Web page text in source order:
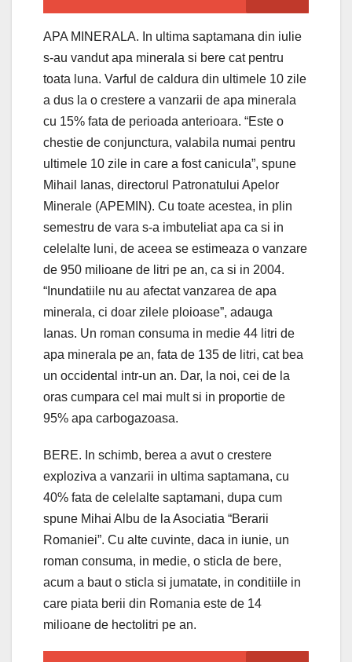
APA MINERALA. In ultima saptamana din iulie
s-au vandut apa minerala si bere cat pentru
toata luna. Varful de caldura din ultimele 10 zile
a dus la o crestere a vanzarii de apa minerala
cu 15% fata de perioada anterioara. “Este o
chestie de conjunctura, valabila numai pentru
ultimele 10 zile in care a fost canicula”, spune
Mihail Ianas, directorul Patronatului Apelor
Minerale (APEMIN). Cu toate acestea, in plin
semestru de vara s-a imbuteliat apa ca si in
celelalte luni, de aceea se estimeaza o vanzare
de 950 milioane de litri pe an, ca si in 2004.
“Inundatiile nu au afectat vanzarea de apa
minerala, ci doar zilele ploioase”, adauga
Ianas. Un roman consuma in medie 44 litri de
apa minerala pe an, fata de 135 de litri, cat bea
un occidental intr-un an. Dar, la noi, cei de la
oras cumpara cel mai mult si in proportie de
95% apa carbogazoasa.
BERE. In schimb, berea a avut o crestere
exploziva a vanzarii in ultima saptamana, cu
40% fata de celelalte saptamani, dupa cum
spune Mihai Albu de la Asociatia “Berarii
Romaniei”. Cu alte cuvinte, daca in iunie, un
roman consuma, in medie, o sticla de bere,
acum a baut o sticla si jumatate, in conditiile in
care piata berii din Romania este de 14
milioane de hectolitri pe an.